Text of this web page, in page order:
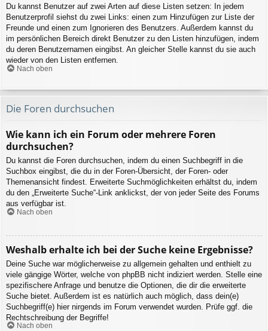
Du kannst Benutzer auf zwei Arten auf diese Listen setzen: In jedem
Benutzerprofil siehst du zwei Links: einen zum Hinzufügen zur Liste der
Freunde und einen zum Ignorieren des Benutzers. Außerdem kannst du
im persönlichen Bereich direkt Benutzer zu den Listen hinzufügen, indem
du deren Benutzernamen eingibst. An gleicher Stelle kannst du sie auch
wieder von den Listen entfernen.
Nach oben
Die Foren durchsuchen
Wie kann ich ein Forum oder mehrere Foren
durchsuchen?
Du kannst die Foren durchsuchen, indem du einen Suchbegriff in die
Suchbox eingibst, die du in der Foren-Übersicht, der Foren- oder
Themenansicht findest. Erweiterte Suchmöglichkeiten erhältst du, indem
du den „Erweiterte Suche“-Link anklickst, der von jeder Seite des Forums
aus verfügbar ist.
Nach oben
Weshalb erhalte ich bei der Suche keine Ergebnisse?
Deine Suche war möglicherweise zu allgemein gehalten und enthielt zu
viele gängige Wörter, welche von phpBB nicht indiziert werden. Stelle eine
spezifischere Anfrage und benutze die Optionen, die dir die erweiterte
Suche bietet. Außerdem ist es natürlich auch möglich, dass dein(e)
Suchbegriff(e) hier nirgends im Forum verwendet wurden. Prüfe ggf. die
Rechtschreibung der Begriffe!
Nach oben